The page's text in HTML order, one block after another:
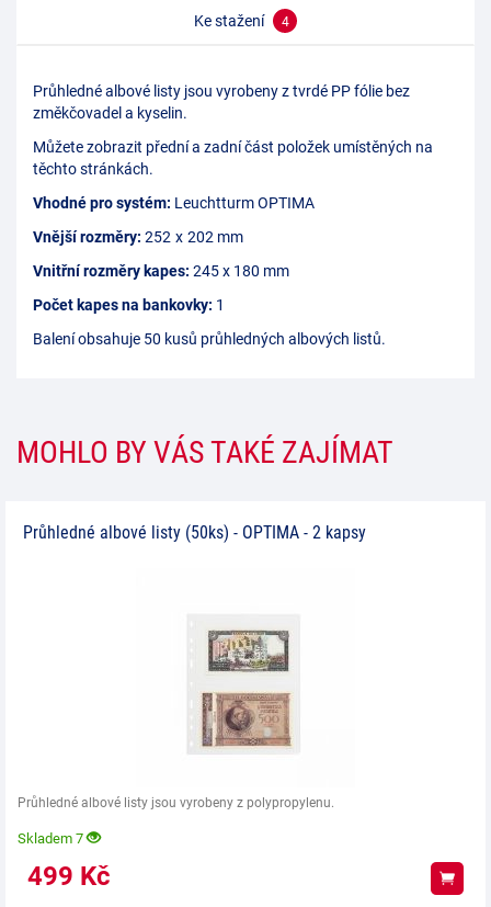
Ke stažení 4
Průhledné albové listy jsou vyrobeny z tvrdé PP fólie bez
změkčovadel a kyselin.
Můžete zobrazit přední a zadní část položek umístěných na
těchto stránkách.
Vhodné pro systém: Leuchtturm OPTIMA
Vnější rozměry: 252 x 202 mm
Vnitřní rozměry kapes: 245 x 180 mm
Počet kapes na bankovky: 1
Balení obsahuje 50 kusů průhledných albových listů.
MOHLO BY VÁS TAKÉ ZAJÍMAT
Průhledné albové listy (50ks) - OPTIMA - 2 kapsy
Průhledné albové listy jsou vyrobeny z polypropylenu.
Skladem 7
499 Kč